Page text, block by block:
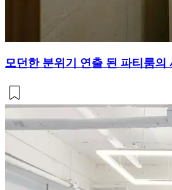
모던한 분위기 연출 된 파티룸의